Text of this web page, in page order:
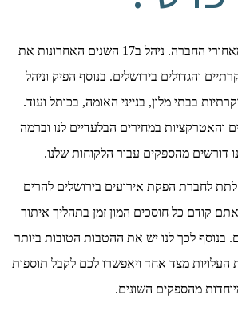
אהרון מזרחי העומד מאחורי החברה. ניהל ב17 השנים האחרונות את
והגדולים בירושלים. בנוסף הפיק וניהל
בבתי מלון, בנייני האומה, בכותל ועוד.
והאטרקציות במחירים הבלעדיים לנו וברמה
דורשים מהספקים עבור הלקוחות שלנו.
לחברת הפקת אירועים בירושלים להרים
קודם כל חוסכים המון זמן בתהליך איתור
בנוסף לכך לנו יש את ההטבות הטובות ביותר
העלויות מצד אחד ויאפשרו לכם לקבל תוספות
מהספקים השונים.